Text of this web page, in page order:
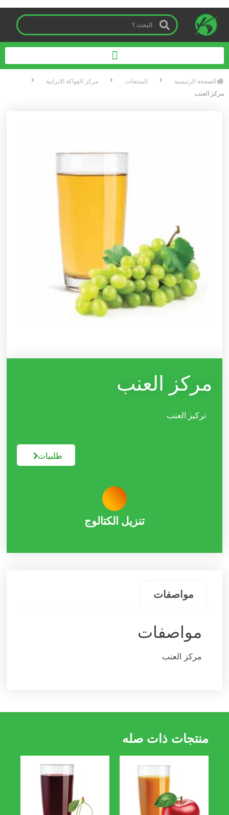
الصفحة الرئیسیة المنتجات
مرکز الفواکة الایرانیة
مرکز العنب
مرکز العنب
تركيز العنب
طلبیات
تنزیل الکتالوج
مواصفات
مواصفات
مرکز العنب
منتجات ذات صله